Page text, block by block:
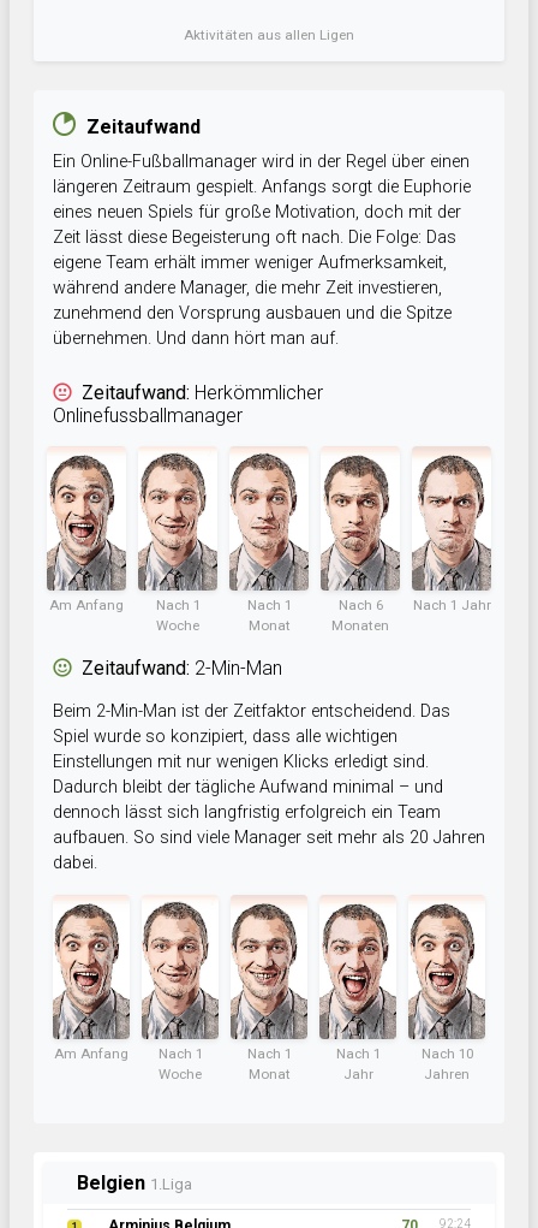
Aktivitäten aus allen Ligen
Zeitaufwand
Ein Online-Fußballmanager wird in der Regel über einen
längeren Zeitraum gespielt. Anfangs sorgt die Euphorie
eines neuen Spiels für große Motivation, doch mit der
Zeit lässt diese Begeisterung oft nach. Die Folge: Das
eigene Team erhält immer weniger Aufmerksamkeit,
während andere Manager, die mehr Zeit investieren,
zunehmend den Vorsprung ausbauen und die Spitze
übernehmen. Und dann hört man auf.
Zeitaufwand: Herkömmlicher
Onlinefussballmanager
Am Anfang
Nach 1
Woche
Nach 1
Monat
Nach 6
Monaten
Nach 1 Jahr
Zeitaufwand: 2-Min-Man
Beim 2-Min-Man ist der Zeitfaktor entscheidend. Das
Spiel wurde so konzipiert, dass alle wichtigen
Einstellungen mit nur wenigen Klicks erledigt sind.
Dadurch bleibt der tägliche Aufwand minimal – und
dennoch lässt sich langfristig erfolgreich ein Team
aufbauen. So sind viele Manager seit mehr als 20 Jahren
dabei.
Am Anfang
Nach 1
Woche
Nach 1
Monat
Nach 1
Jahr
Nach 10
Jahren
Belgien 1.Liga
92:24